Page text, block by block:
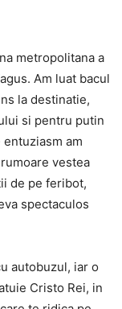
metropolitana a
Am luat bacul
la destinatie,
si pentru putin
am
vestea
de pe feribot,
spectaculos
autobuzul, iar o
Cristo Rei, in